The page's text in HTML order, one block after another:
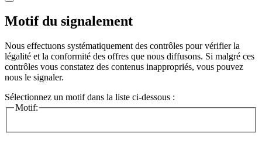
Motif du signalement
Nous effectuons systématiquement des contrôles pour vérifier la
légalité et la conformité des offres que nous diffusons. Si malgré ces
contrôles vous constatez des contenus inappropriés, vous pouvez
nous le signaler.
Sélectionnez un motif dans la liste ci-dessous :
Motif: